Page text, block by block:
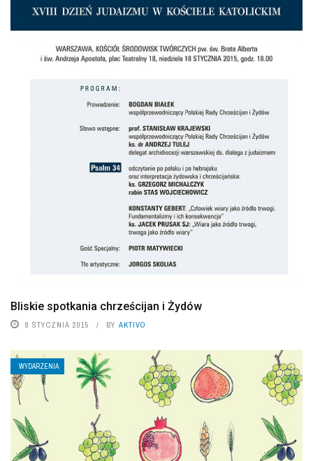
Bliskie spotkania chrześcijan i Żydów
8 STYCZNIA 2015 BY AKTIVO
WYDARZENIA